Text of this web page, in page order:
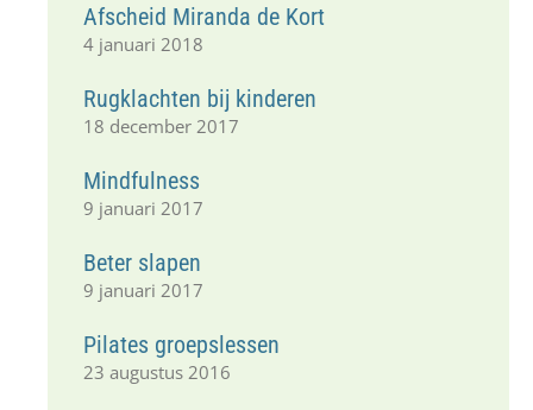
Afscheid Miranda de Kort
4 januari 2018
Rugklachten bij kinderen
18 december 2017
Mindfulness
9 januari 2017
Beter slapen
9 januari 2017
Pilates groepslessen
23 augustus 2016